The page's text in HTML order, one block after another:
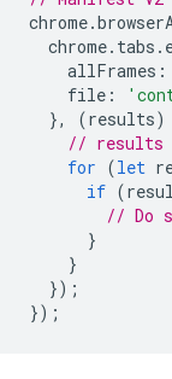
chrome.
chrome. tabs .
allFrames :
file :
},
(results)
// results
for (let
if (
// Do
}
}
});
});